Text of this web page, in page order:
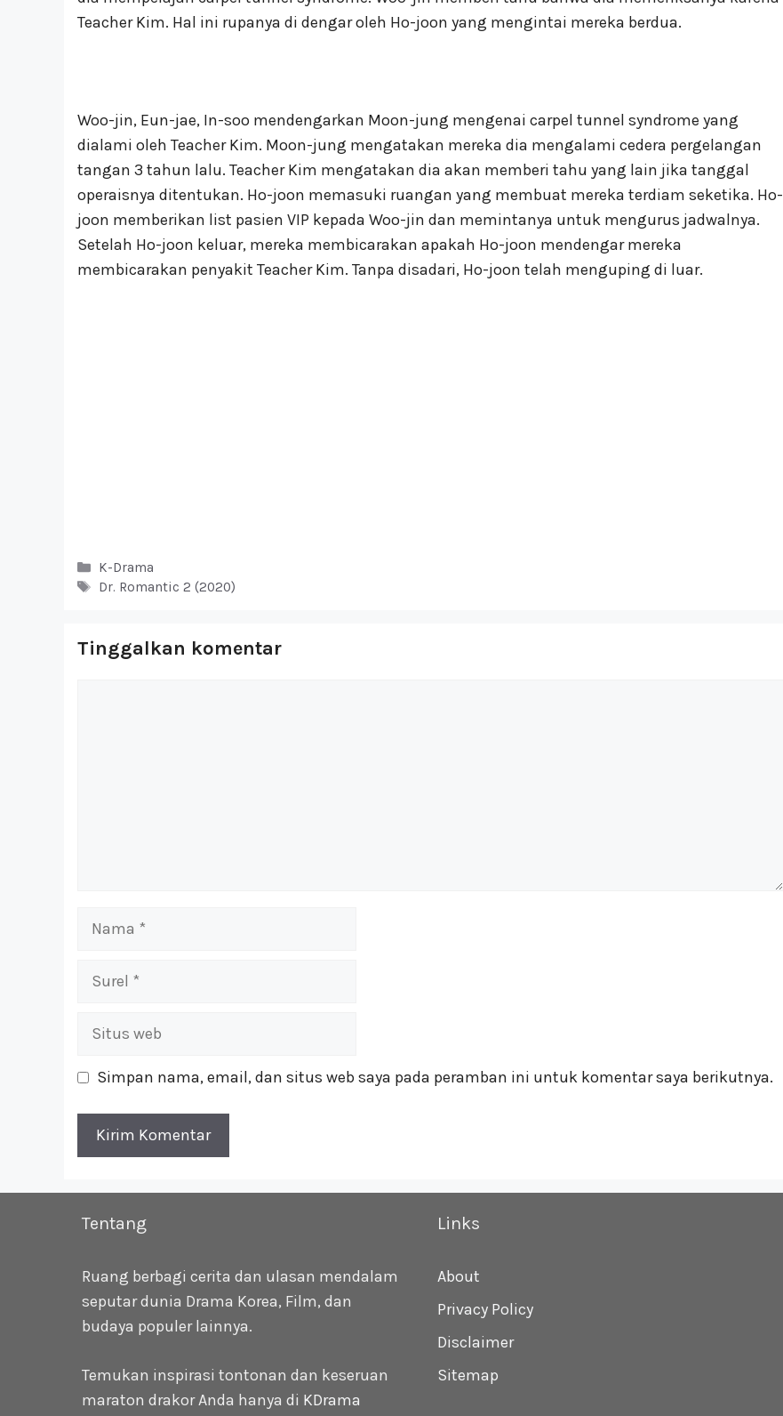
Teacher Kim. Hal ini rupanya di dengar oleh Ho-joon yang mengintai mereka berdua.
Woo-jin, Eun-jae, In-soo mendengarkan Moon-jung mengenai carpel tunnel syndrome yang
dialami oleh Teacher Kim. Moon-jung mengatakan mereka dia mengalami cedera pergelangan
tangan 3 tahun lalu. Teacher Kim mengatakan dia akan memberi tahu yang lain jika tanggal
operaisnya ditentukan. Ho-joon memasuki ruangan yang membuat mereka terdiam seketika. Ho-
joon memberikan list pasien VIP kepada Woo-jin dan memintanya untuk mengurus jadwalnya.
Setelah Ho-joon keluar, mereka membicarakan apakah Ho-joon mendengar mereka
membicarakan penyakit Teacher Kim. Tanpa disadari, Ho-joon telah menguping di luar.
Kategori
K-Drama
Tag
Dr. Romantic 2 (2020)
Tinggalkan komentar
Nama
Surel
Situs
Simpan nama, email, dan situs web saya pada peramban ini untuk komentar saya berikutnya.
Tentang
Ruang berbagi cerita dan ulasan mendalam
seputar dunia Drama Korea, Film, dan
budaya populer lainnya.
Temukan inspirasi tontonan dan keseruan
maraton drakor Anda hanya di KDrama
Links
About
Privacy Policy
Disclaimer
Sitemap